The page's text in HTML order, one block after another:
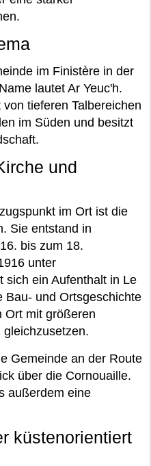
im Finistère in der
lautet Ar Yeuc'h.
tieferen Talbereichen
im Süden und besitzt
und
im Ort ist die
Sie entstand in
bis zum 18.
unter
sich ein Aufenthalt in Le
Bau- und Ortsgeschichte
Ort mit größeren
Gemeinde an der Route
über die Cornouaille.
außerdem eine
küstenorientiert